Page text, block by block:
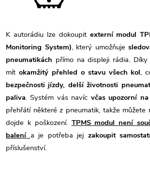
K autorádiu lze dokoupit externí modul
Monitoring System), který umožňuje
pneumatikách přímo na displeji rádia.
mít okamžitý přehled o stavu všech kol,
bezpečnosti jízdy, delší životnosti
paliva. Systém vás navíc včas upozorní
přehřátí některé z pneumatik, takže můžete
dojde k poškození. TPMS modul není
balení a je potřeba jej zakoupit
příslušenství.